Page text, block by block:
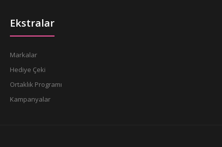
Ekstralar
Markalar
Hediye Çeki
Ortaklık Programı
Kampanyalar